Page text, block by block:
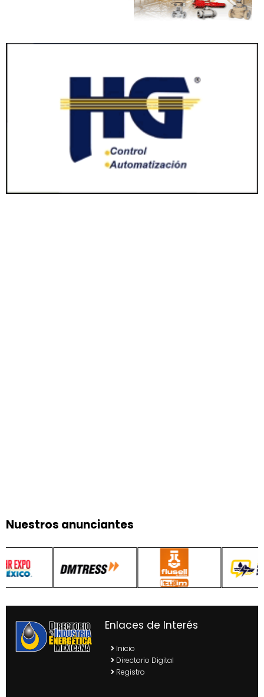
Nuestros anunciantes
Enlaces de Interés
Inicio
Directorio Digital
Registro